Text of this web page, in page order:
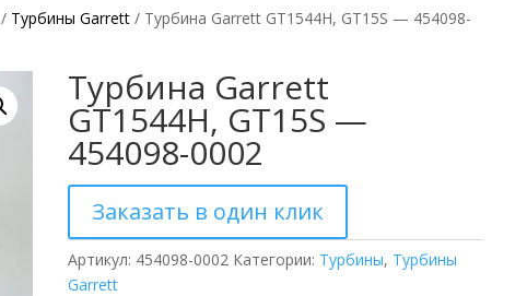
/ Турбины Garrett / Турбина Garrett GT1544H, GT15S — 454098-
Турбина Garrett
GT1544H, GT15S —
454098-0002
Заказать в один клик
Артикул: 454098-0002 Категории: Турбины, Турбины
Garrett